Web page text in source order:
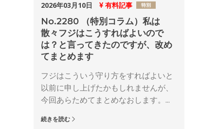
2026年03月10日 有料記事
No.2280 （特別コラム）私は
散々フジはこうすればよいので
は？と言ってきたのですが、改め
てまとめます
フジはこういう守り方をすればよいと
以前に申し上げたかもしれませんが、
今回あらためてまとめなおします。...
続きを読む